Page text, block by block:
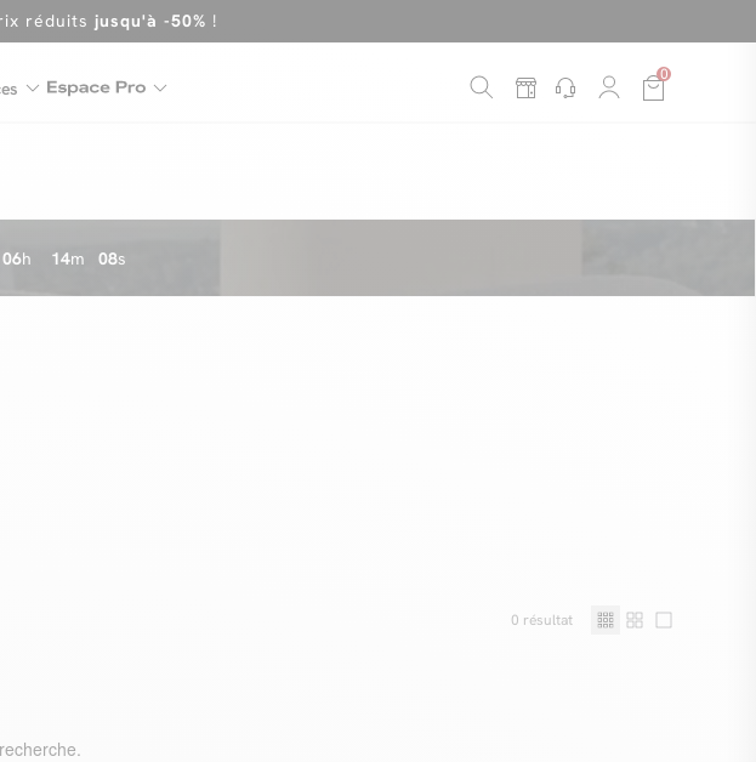
réduits jusqu'à -50% !
0
06h 14m 07s
0 résultat